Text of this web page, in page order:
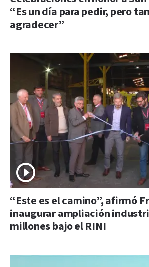
“Es un día para pedir, pero
agradecer”
“Este es el camino”, afirmó
inaugurar ampliación
millones bajo el RINI